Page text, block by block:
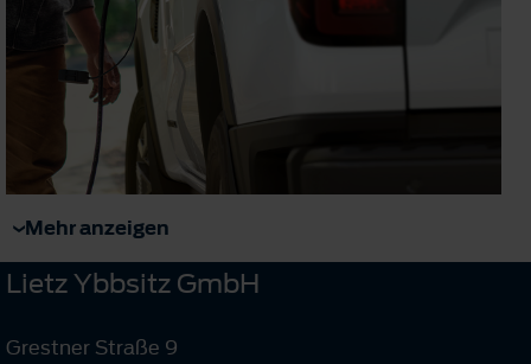
Mehr anzeigen
Lietz Ybbsitz GmbH
Grestner Straße 9